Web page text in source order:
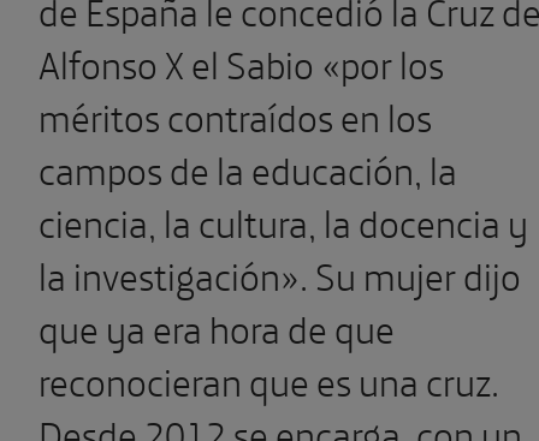
Alfonso X el Sabio «por los
méritos contraídos en los
campos de la educación, la
ciencia, la cultura, la docencia y
la investigación». Su mujer dijo
que ya era hora de que
reconocieran que es una cruz.